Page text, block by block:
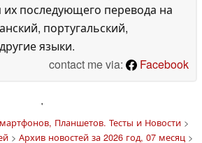
их последующего перевода на
португальский,
языки.
contact me via:
Facebook
'
Планшетов. Тесты и Новости>
> Архив новостей за 2026 год, 07 месяц >